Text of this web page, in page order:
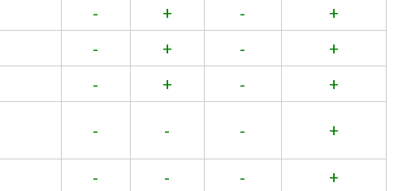
- + - +
- + - +
- + - +
- - - +
- - - +